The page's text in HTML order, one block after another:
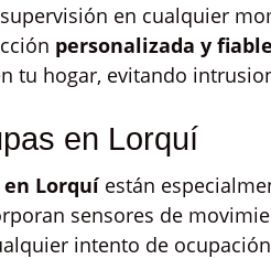
en cualquier
personalizada y fiable
tu hogar, evitando
en Lorquí
Lorquíestán
sensores de
intento de